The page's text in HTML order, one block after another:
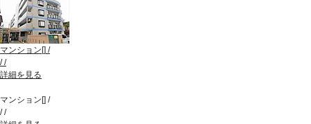
マンション [] /
//
詳細を見る
マンション [] /
//